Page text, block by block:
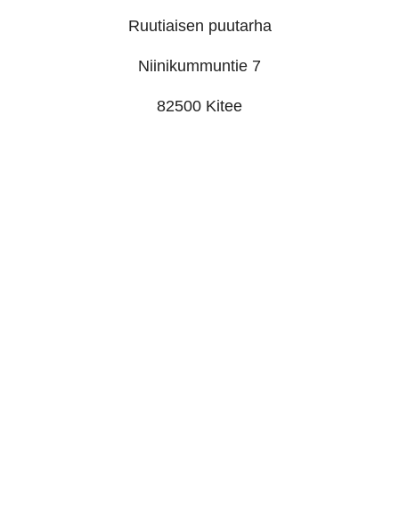
Ruutiaisen puutarha
Niinikummuntie 7
82500 Kitee